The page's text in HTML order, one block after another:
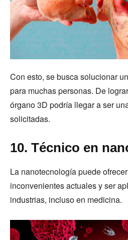
Con esto, se busca solucionar
para muchas personas. De
órgano 3D podría llegar a ser
solicitadas.
10. Técnico en
La nanotecnología puede
inconvenientes actuales y ser
industrias, incluso en medicina.